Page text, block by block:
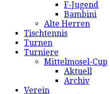
F-Jugend
Bambini
Alte Herren
Tischtennis
Turnen
Turniere
Mittelmosel-Cup
Aktuell
Archiv
Verein